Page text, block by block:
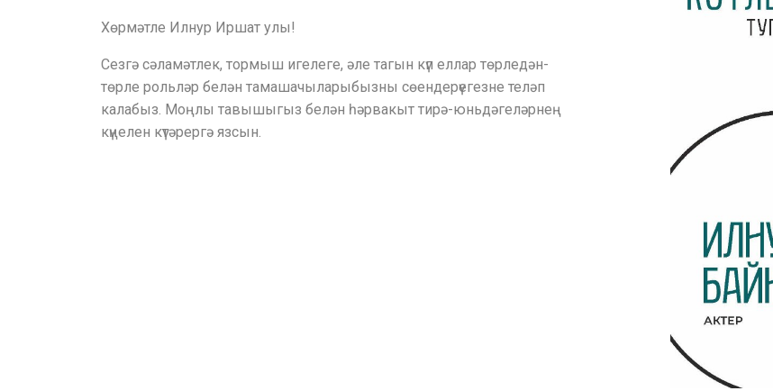
Хөрмәтле Илнур Иршат улы!
Сезгә сәламәтлек, тормыш игелеге, әле тагын күп еллар төрледән-
төрле рольләр белән тамашачыларыбызны сөендерүегезне теләп
калабыз. Моңлы тавышыгыз белән һәрвакыт тирә-юньдәгеләрнең
күңелен күтәрергә язсын.